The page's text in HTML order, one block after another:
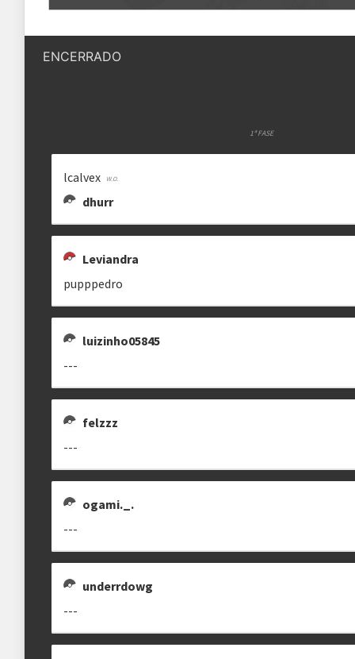
Formato
Rematches Melhor de 3 (BO3)
Estrutura das chaves
Etapa única
Ranking aplicado
VINICRIA [DR] GREGOISBACK_ PUPPPEDRO
LUIZINHO05845
luizinho05845 godoyzz caps2
ENCERRADO
1ª FASE
lcalvex
dhurr
Leviandra
pupppedro
luizinho05845
---
felzzz
---
ogami._.
---
underrdowg
---